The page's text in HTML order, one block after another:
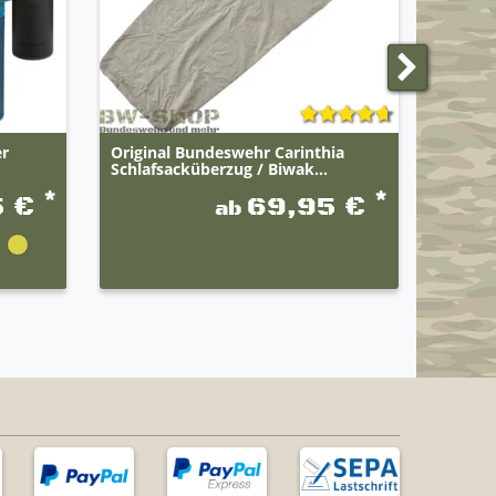
€ *
Original Bundeswehr Carinthia
Schlafsacküberzug / Biwak...
ab 69,95 € *